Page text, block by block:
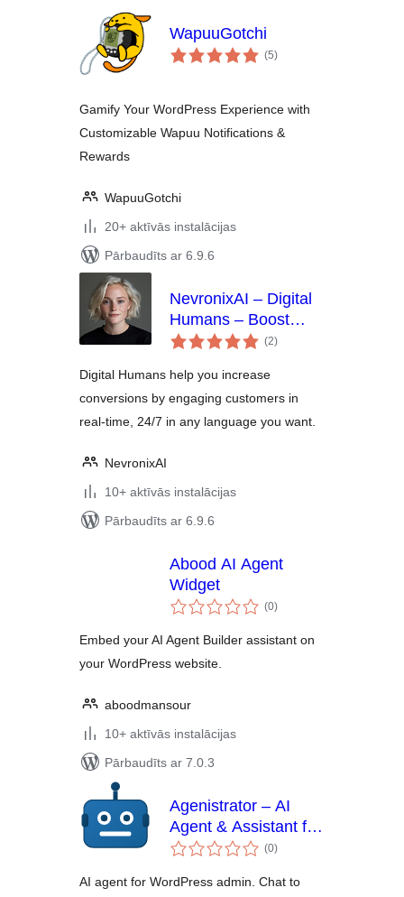
WapuuGotchi
(5vērtējumu
kopsumma
)
Gamify Your WordPress Experience with
Customizable Wapuu Notifications &
Rewards
WapuuGotchi
20+ aktīvās instalācijas
Pārbaudīts ar 6.9.6
NevronixAI – Digital
Humans – Boost
Sales, Capture More
Support Costs
(2vērtējumu
kopsumma
)
Digital Humans help you increase
conversions by engaging customers in
real-time, 24/7 in any language you want.
NevronixAI
10+ aktīvās instalācijas
Pārbaudīts ar 6.9.6
Abood AI Agent
Widget
(0vērtējumu
kopsumma
)
Embed your AI Agent Builder assistant on
your WordPress website.
aboodmansour
10+ aktīvās instalācijas
Pārbaudīts ar 7.0.3
Agenistrator – AI
Agent & Assistant for
WordPress Admin
(0vērtējumu
kopsumma
)
AI agent for WordPress admin. Chat to